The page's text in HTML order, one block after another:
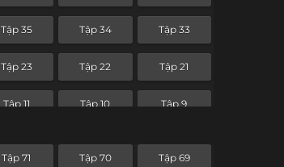
Tập 35 Tập 34 Tập 33
Tập 23 Tập 22 Tập 21
Tập 11 Tập 10 Tập 9
Tập 71 Tập 70 Tập 69